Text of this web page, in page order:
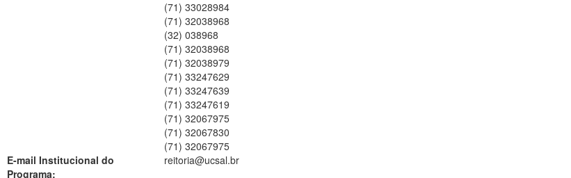
(71) 33028984
(71) 32038968
(32) 038968
(71) 32038968
(71) 32038979
(71) 33247629
(71) 33247639
(71) 33247619
(71) 32067975
(71) 32067830
(71) 32067975
E-mail Institucional do
Programa:
reitoria@ucsal.br